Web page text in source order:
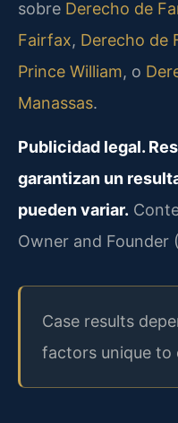
sobre Derecho de
Fairfax, Derecho de
Prince William, o
Manassas.
Publicidad legal.
garantizan un
pueden variar.
Owner and Founder
Case results
factors unique to